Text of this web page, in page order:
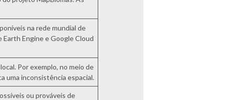
na rede mundial de
Engine e Google Cloud
Por exemplo, no meio de
uma inconsistência espacial.
ou prováveis de